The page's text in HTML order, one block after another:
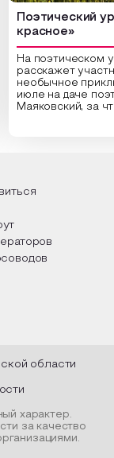
Поэтический
красное»
На поэтическом
расскажет
необычное
июле на даче
Маяковский, за
Твардовского и
каждой строчке
восхищение
яркому времени
области
характер.
за качество